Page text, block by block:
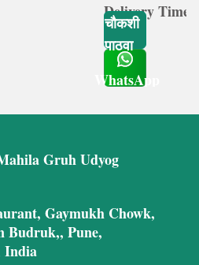
Delivery Time
चौकशी
पाठवा
WhatsApp
Gruh Udyog
Gaymukh Chowk,
Budruk,, Pune,
India